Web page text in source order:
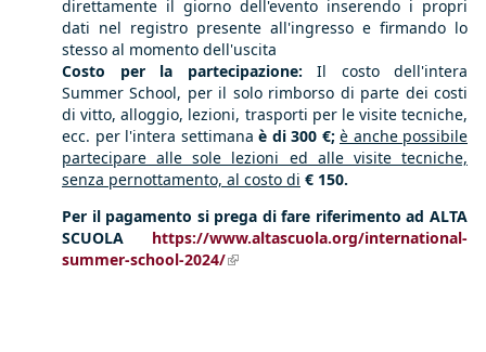
direttamente il giorno dell'evento inserendo i propri
dati nel registro presente all'ingresso e firmando lo
stesso al momento dell'uscita
Costo per la partecipazione:
Il costo dell'intera
Summer School, per il solo rimborso di parte dei costi
di vitto, alloggio, lezioni, trasporti per le visite tecniche,
ecc. per l'intera settimana è di 300 €; è anche possibile
partecipare alle sole lezioni ed alle visite tecniche,
senza pernottamento, al costo di € 150.
Per il pagamento si prega di fare riferimento ad ALTA
SCUOLA https://www.altascuola.org/international-
summer-school-2024/(link is external)